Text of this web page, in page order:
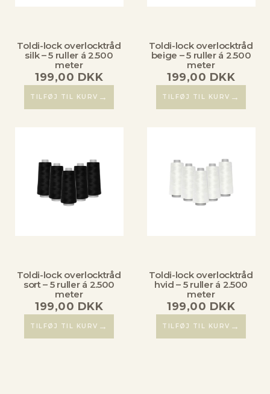
Toldi-lock overlocktråd
silk – 5 ruller á 2.500
meter
199,00 DKK
TILFØJ TIL KURV →
Toldi-lock overlocktråd
beige – 5 ruller á 2.500
meter
199,00 DKK
TILFØJ TIL KURV →
Toldi-lock overlocktråd
sort – 5 ruller á 2.500
meter
199,00 DKK
TILFØJ TIL KURV →
Toldi-lock overlocktråd
hvid – 5 ruller á 2.500
meter
199,00 DKK
TILFØJ TIL KURV →